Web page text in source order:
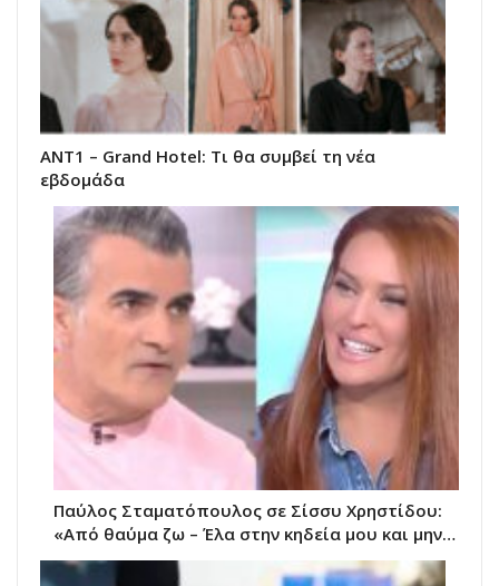
ΑΝΤ1 – Grand Hotel: Τι θα συμβεί τη νέα
εβδομάδα
Παύλος Σταματόπουλος σε Σίσσυ Χρηστίδου:
«Από θαύμα ζω – Έλα στην κηδεία μου και μην…